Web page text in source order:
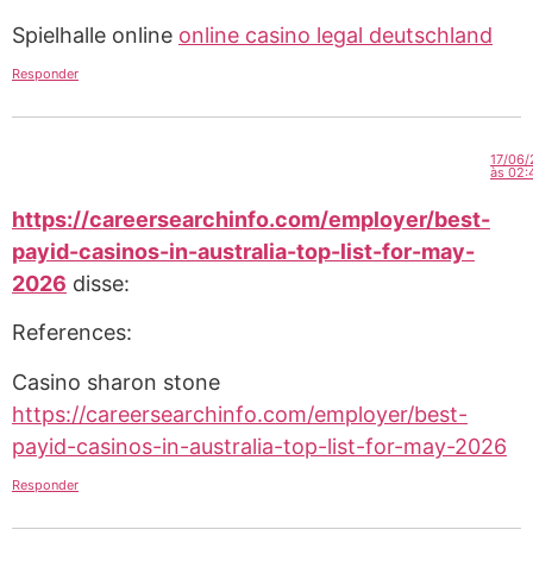
Spielhalle online online casino legal deutschland
Responder
https://careersearchinfo.com/employer/best-
payid-casinos-in-australia-top-list-for-may-
2026 disse:
17/
às
References:
Casino sharon stone
https://careersearchinfo.com/employer/best-
payid-casinos-in-australia-top-list-for-may-2026
Responder